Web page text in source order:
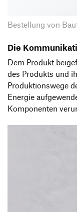
Bestellung von
Die
Dem Produkt
des Produkts und
Produktionswege
Energie
Komponenten